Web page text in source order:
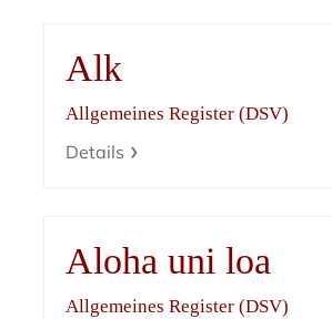
Alk
Allgemeines Register (DSV)
Details
Aloha uni loa
Allgemeines Register (DSV)